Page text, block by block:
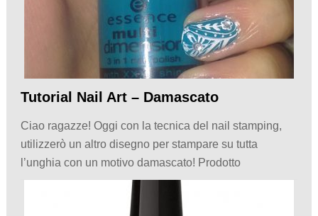
Tutorial Nail Art – Damascato
Ciao ragazze! Oggi con la tecnica del nail stamping,
utilizzerò un altro disegno per stampare su tutta
l’unghia con un motivo damascato! Prodotto